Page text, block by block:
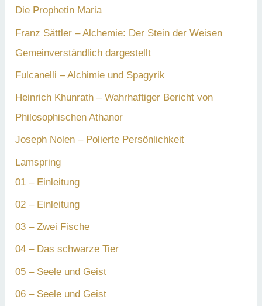
Die Prophetin Maria
Franz Sättler – Alchemie: Der Stein der Weisen
Gemeinverständlich dargestellt
Fulcanelli – Alchimie und Spagyrik
Heinrich Khunrath – Wahrhaftiger Bericht von
Philosophischen Athanor
Joseph Nolen – Polierte Persönlichkeit
Lamspring
01 – Einleitung
02 – Einleitung
03 – Zwei Fische
04 – Das schwarze Tier
05 – Seele und Geist
06 – Seele und Geist